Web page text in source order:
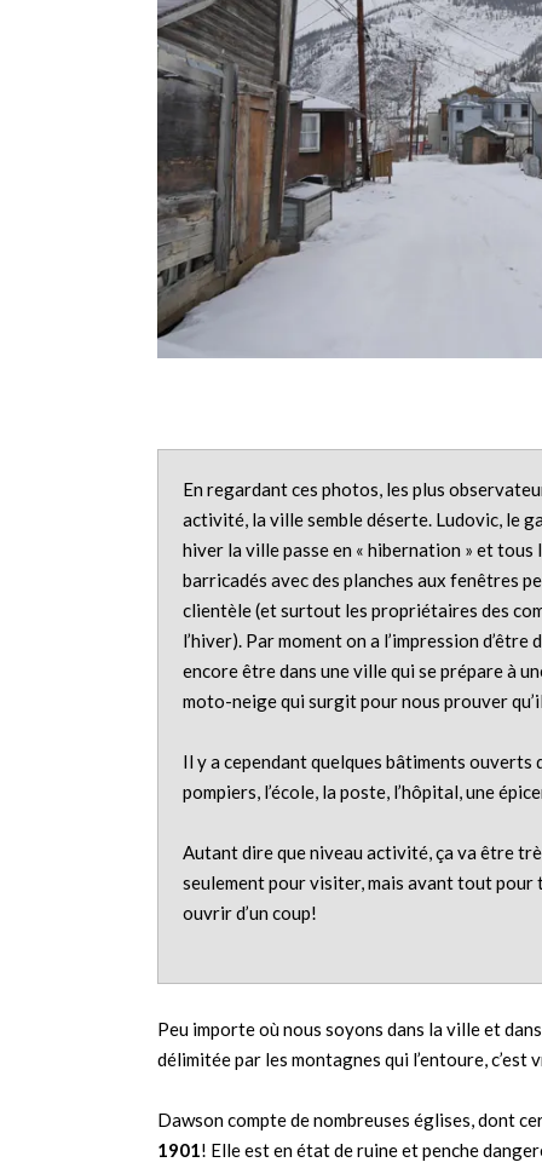
En regardant ces photos, les plus
activité, la ville semble déserte. Ludovic, le
hiver la ville passe en « hibernation » et
barricadés avec des planches aux fenêtres
clientèle (et surtout les propriétaires des
l’hiver). Par moment on a l’impression
encore être dans une ville qui se prépare à
moto-neige qui surgit pour nous prouver
Il y a cependant quelques bâtiments ouverts
pompiers, l’école, la poste, l’hôpital, une
Autant dire que niveau activité, ça va être
seulement pour visiter, mais avant tout
ouvrir d’un coup!
Peu importe où nous soyons dans la ville et
délimitée par les montagnes qui l’entoure, c’est
Dawson compte de nombreuses églises, dont
1901! Elle est en état de ruine et penche